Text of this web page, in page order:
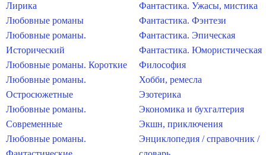
Лирика
Любовные романы
Любовные романы.
Исторический
Любовные романы. Короткие
Любовные романы.
Остросюжетные
Любовные романы.
Современные
Любовные романы.
Фантастика. Ужасы, мистика
Фантастика. Фэнтези
Фантастика. Эпическая
Фантастика. Юмористическая
Философия
Хобби, ремесла
Эзотерика
Экономика и бухгалтерия
Экшн, приключения
Энциклопедия / справочник /